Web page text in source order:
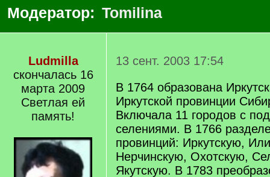
Модератор: Tomilina
Ludmilla
скончалась 16
марта 2009
Светлая ей
память!
13 сент. 2003 17:54
В 1764 образована
Иркутской провинции
Включала 11 городов с
селениями. В 1766
провинций: Иркутскую,
Нерчинскую, Охотскую,
Якутскую. В 1783